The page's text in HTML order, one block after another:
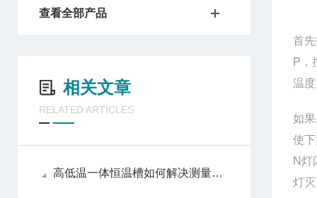
查看全部产品
相关文章
RELATED ARTICLES
高低温一体恒温槽如何解决测量湿度数值
首
P
温
如
使
N灯
灯